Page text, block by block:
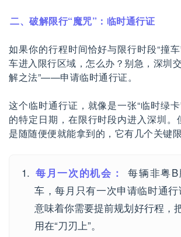
二、破解限行“魔咒”：临时通行证
如果你的行程时间恰好与限行时段“撞
车进入限行区域，怎么办？别急，深圳
解之法”——申请临时通行证。
这个临时通行证，就像是一张“临时绿
的特定日期，在限行时段内进入深圳。
是随随便便就能拿到的，它有几个关键
每月一次的机会：
每辆非粤
车，每月只有一次申请临时通
意味着你需要提前规划好行程，
用在“刀刃上”。